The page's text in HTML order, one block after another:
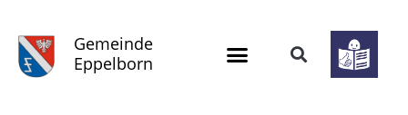
Gemeinde
Eppelborn